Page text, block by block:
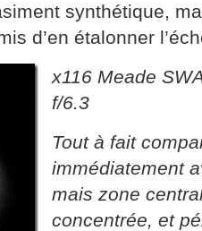
synthétique,
d’en étalonner
x116 Meade
f/6.3
Tout à fait
immédiatement
mais zone
concentrée, et